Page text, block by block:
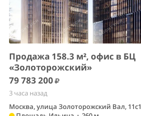
Продажа 158.3 м², офис в БЦ
«Золоторожский»
79 783 200
3 часа назад
Москва, улица Золоторожский Вал, 11с1